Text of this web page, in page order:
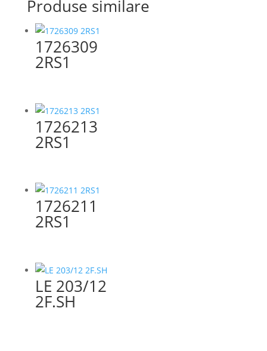
Produse similare
1726309
2RS1
1726213
2RS1
1726211
2RS1
LE 203/12
2F.SH